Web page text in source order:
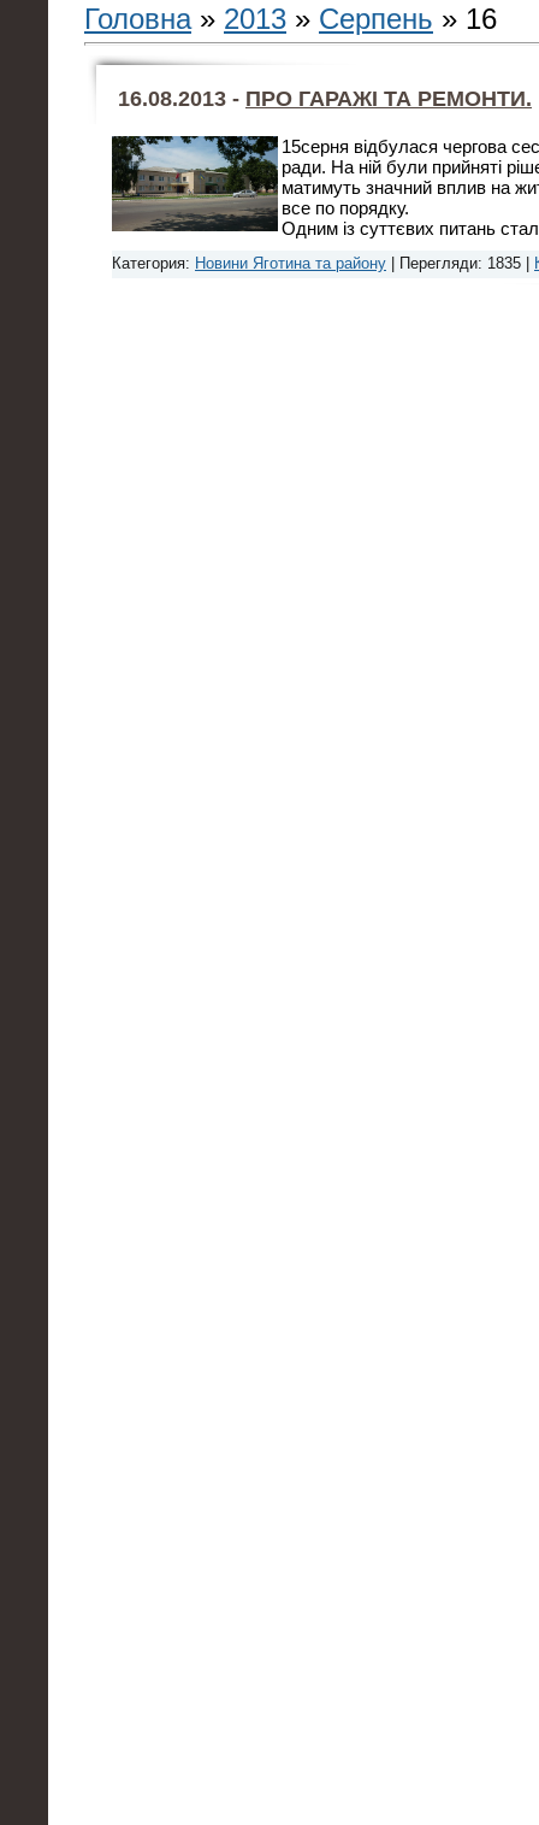
Головна» 2013 » Серпень » 16
16.08.2013 - ПРО ГАРАЖІ ТА РЕМОНТИ.
15серня відбулася чергова
ради. На ній були прийняті
матимуть значний вплив на
все по порядку.
Одним із суттєвих питань
Категория: Новини Яготина та району | Перегляди: 1835 |